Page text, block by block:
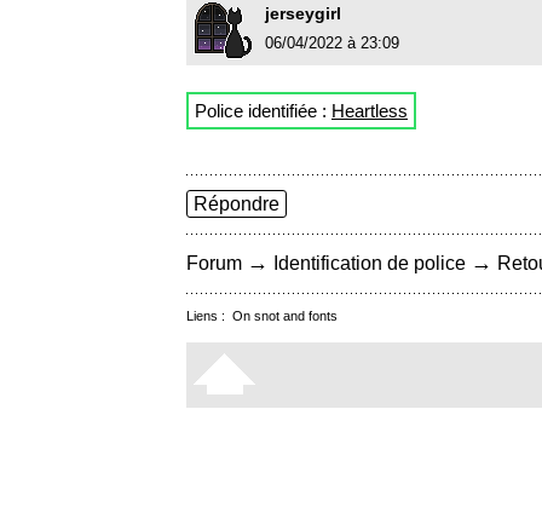
jerseygirl
06/04/2022 à 23:09
Police identifiée : Heartless
Répondre
Forum → Identification de police →
Liens : On snot and fonts